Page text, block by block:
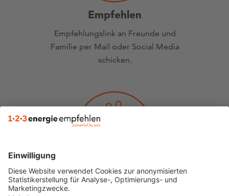
Empfehlen
Empfehlungslink an Freunde und
Familie per Mail oder Social Media
schicken.
Abholen